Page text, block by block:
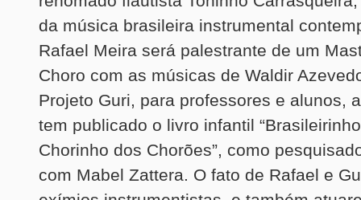
da música brasileira instrumental
Rafael Meira será palestrante de um
Choro com as músicas de Waldir
Projeto Guri, para professores e alunos,
tem publicado o livro infantil
Chorinho dos Chorões”, como
com Mabel Zattera. O fato de Rafael e